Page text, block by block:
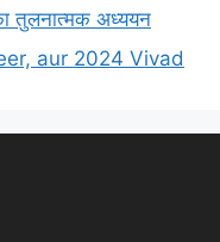
तुलनात्मक अध्ययन
aur 2024 Vivad